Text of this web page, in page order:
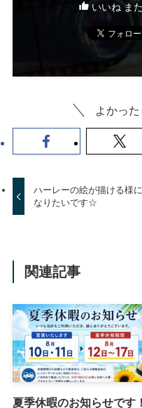
いいね ま
よかっ
ハーレーの絵が描ける様に
なりたいです☆
関連記事
夏季休暇のお知らせです！